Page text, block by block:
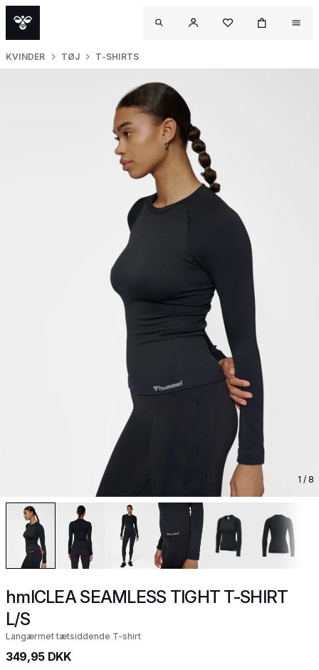
KVINDER TØJ T-SHIRTS
1 / 8
hmlCLEA SEAMLESS TIGHT T-SHIRT
L/S
Langærmet tætsiddende T-shirt
349,95 DKK